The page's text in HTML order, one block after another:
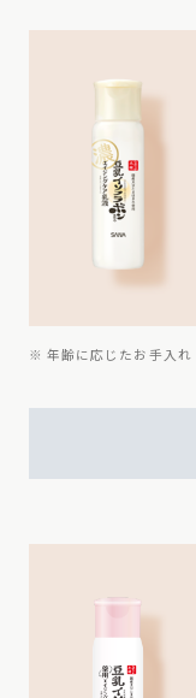
※ 年齢に応じたお手入れ